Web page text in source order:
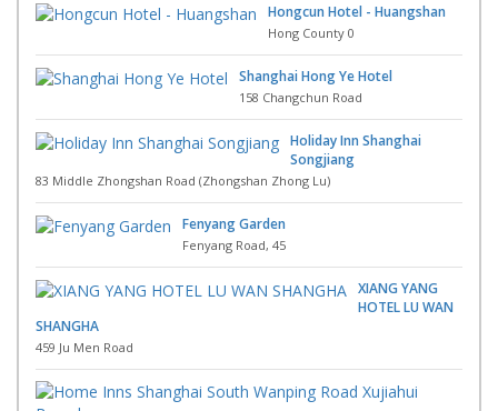
Hongcun Hotel - Huangshan
Hong County 0
Shanghai Hong Ye Hotel
158 Changchun Road
Holiday Inn Shanghai
Songjiang
83 Middle Zhongshan Road (Zhongshan Zhong Lu)
Fenyang Garden
Fenyang Road, 45
XIANG YANG
HOTEL LU WAN
SHANGHA
459 Ju Men Road